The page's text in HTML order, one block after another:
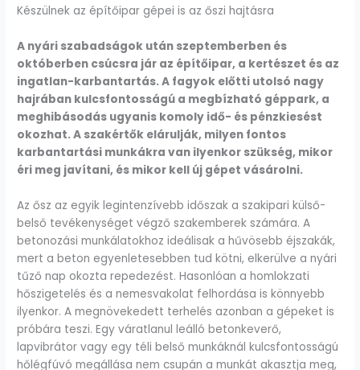
Készülnek az építőipar gépei is az őszi hajtásra
A nyári szabadságok után szeptemberben és
októberben csúcsra jár az építőipar, a kertészet és az
ingatlan-karbantartás. A fagyok előtti utolsó nagy
hajrában kulcsfontosságú a megbízható géppark, a
meghibásodás ugyanis komoly idő- és pénzkiesést
okozhat. A szakértők elárulják, milyen fontos
karbantartási munkákra van ilyenkor szükség, mikor
éri meg javítani, és mikor kell új gépet vásárolni.
Az ősz az egyik legintenzívebb időszak a szakipari külső-
belső tevékenységet végző szakemberek számára. A
betonozási munkálatokhoz ideálisak a hűvösebb éjszakák,
mert a beton egyenletesebben tud kötni, elkerülve a nyári
tűző nap okozta repedezést. Hasonlóan a homlokzati
hőszigetelés és a nemesvakolat felhordása is könnyebb
ilyenkor. A megnövekedett terhelés azonban a gépeket is
próbára teszi. Egy váratlanul leálló betonkeverő,
lapvibrátor vagy egy téli belső munkáknál kulcsfontosságú
hőlégfúvó megállása nem csupán a munkát akasztja meg,